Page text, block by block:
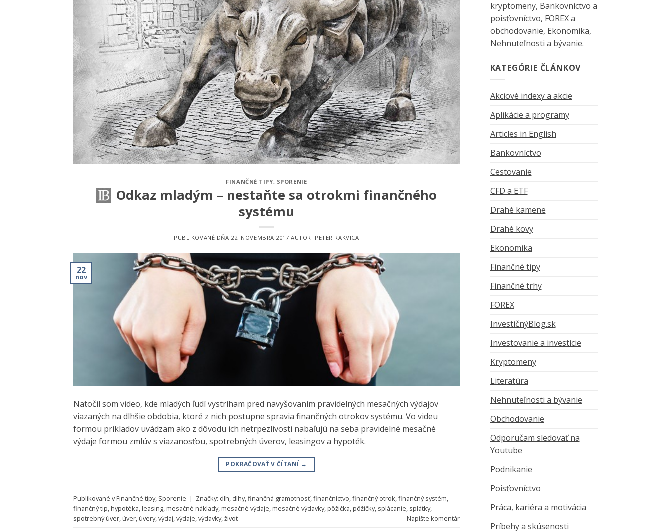
FINANČNÉ TIPY, SPORENIE
Odkaz mladým – nestaňte sa otrokmi finančného
systému
PUBLIKOVANÉ DŇA 22. NOVEMBRA 2017 AUTOR: PETER RAKVICA
22
nov
Natočil som video, kde mladých ľudí vystríham pred navyšovaním pravidelných mesačných výdajov
viazaných na dlhšie obdobia, ktoré z nich postupne spravia finančných otrokov systému. Vo videu
formou príkladov uvádzam ako z dôvodu ich netrpezlivosti nabaľujú na seba pravidelné mesačné
výdaje formou zmlúv s viazanosťou, spotrebných úverov, leasingov a hypoték.
POKRAČOVAŤ V ČÍTANÍ →
Publikované vFinančné tipy, Sporenie | Značky: dlh, dlhy,finančná gramotnosť,finančníctvo,finančný otrok,finančný systém,
finančný tip,hypotéka,leasing,mesačné náklady,mesačné výdaje,mesačné výdavky,pôžička,pôžičky, splácanie, splátky,
spotrebný úver,úver,úvery,výdaj,výdaje,výdavky,život Napíšte komentár
kryptomeny, Bankovníctvo a
poisťovníctvo, FOREX a
obchodovanie, Ekonomika,
Nehnuteľnosti a bývanie.
KATEGÓRIE ČLÁNKOV
Akciové indexy a akcie
Aplikácie a programy
Articles in English
Bankovníctvo
Cestovanie
CFD a ETF
Drahé kamene
Drahé kovy
Ekonomika
Finančné tipy
Finančné trhy
FOREX
InvestičnýBlog.sk
Investovanie a investície
Kryptomeny
Literatúra
Nehnuteľnosti a bývanie
Obchodovanie
Odporučam sledovať na
Youtube
Podnikanie
Poisťovníctvo
Práca, kariéra a motivácia
Príbehy a skúsenosti